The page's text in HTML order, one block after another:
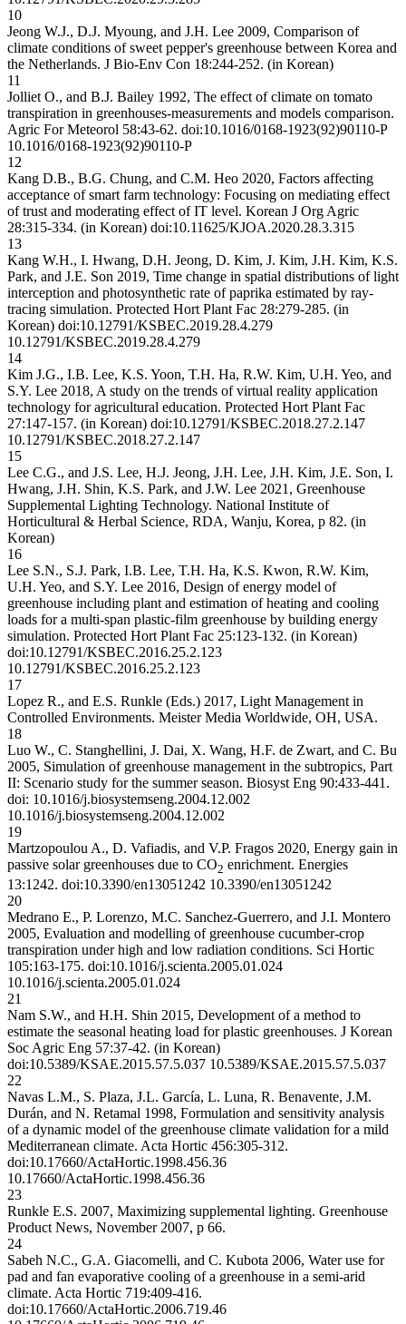
10
Jeong W.J., D.J. Myoung, and J.H. Lee 2009, Comparison of
climate conditions of sweet pepper's greenhouse between Korea and
the Netherlands. J Bio-Env Con 18:244-252. (in Korean)
11
Jolliet O., and B.J. Bailey 1992, The effect of climate on tomato
transpiration in greenhouses-measurements and models comparison.
Agric For Meteorol 58:43-62. doi:10.1016/0168-1923(92)90110-P
10.1016/0168-1923(92)90110-P
12
Kang D.B., B.G. Chung, and C.M. Heo 2020, Factors affecting
acceptance of smart farm technology: Focusing on mediating effect
of trust and moderating effect of IT level. Korean J Org Agric
28:315-334. (in Korean) doi:10.11625/KJOA.2020.28.3.315
13
Kang W.H., I. Hwang, D.H. Jeong, D. Kim, J. Kim, J.H. Kim, K.S.
Park, and J.E. Son 2019, Time change in spatial distributions of light
interception and photosynthetic rate of paprika estimated by ray-
tracing simulation. Protected Hort Plant Fac 28:279-285. (in
Korean) doi:10.12791/KSBEC.2019.28.4.279
10.12791/KSBEC.2019.28.4.279
14
Kim J.G., I.B. Lee, K.S. Yoon, T.H. Ha, R.W. Kim, U.H. Yeo, and
S.Y. Lee 2018, A study on the trends of virtual reality application
technology for agricultural education. Protected Hort Plant Fac
27:147-157. (in Korean) doi:10.12791/KSBEC.2018.27.2.147
10.12791/KSBEC.2018.27.2.147
15
Lee C.G., and J.S. Lee, H.J. Jeong, J.H. Lee, J.H. Kim, J.E. Son, I.
Hwang, J.H. Shin, K.S. Park, and J.W. Lee 2021, Greenhouse
Supplemental Lighting Technology. National Institute of
Horticultural & Herbal Science, RDA, Wanju, Korea, p 82. (in
Korean)
16
Lee S.N., S.J. Park, I.B. Lee, T.H. Ha, K.S. Kwon, R.W. Kim,
U.H. Yeo, and S.Y. Lee 2016, Design of energy model of
greenhouse including plant and estimation of heating and cooling
loads for a multi-span plastic-film greenhouse by building energy
simulation. Protected Hort Plant Fac 25:123-132. (in Korean)
doi:10.12791/KSBEC.2016.25.2.123
10.12791/KSBEC.2016.25.2.123
17
Lopez R., and E.S. Runkle (Eds.) 2017, Light Management in
Controlled Environments. Meister Media Worldwide, OH, USA.
18
Luo W., C. Stanghellini, J. Dai, X. Wang, H.F. de Zwart, and C. Bu
2005, Simulation of greenhouse management in the subtropics, Part
II: Scenario study for the summer season. Biosyst Eng 90:433-441.
doi: 10.1016/j.biosystemseng.2004.12.002
10.1016/j.biosystemseng.2004.12.002
19
Martzopoulou A., D. Vafiadis, and V.P. Fragos 2020, Energy gain in
passive solar greenhouses due to CO2 enrichment. Energies
13:1242. doi:10.3390/en13051242 10.3390/en13051242
20
Medrano E., P. Lorenzo, M.C. Sanchez-Guerrero, and J.I. Montero
2005, Evaluation and modelling of greenhouse cucumber-crop
transpiration under high and low radiation conditions. Sci Hortic
105:163-175. doi:10.1016/j.scienta.2005.01.024
10.1016/j.scienta.2005.01.024
21
Nam S.W., and H.H. Shin 2015, Development of a method to
estimate the seasonal heating load for plastic greenhouses. J Korean
Soc Agric Eng 57:37-42. (in Korean)
doi:10.5389/KSAE.2015.57.5.037 10.5389/KSAE.2015.57.5.037
22
Navas L.M., S. Plaza, J.L. García, L. Luna, R. Benavente, J.M.
Durán, and N. Retamal 1998, Formulation and sensitivity analysis
of a dynamic model of the greenhouse climate validation for a mild
Mediterranean climate. Acta Hortic 456:305-312.
doi:10.17660/ActaHortic.1998.456.36
10.17660/ActaHortic.1998.456.36
23
Runkle E.S. 2007, Maximizing supplemental lighting. Greenhouse
Product News, November 2007, p 66.
24
Sabeh N.C., G.A. Giacomelli, and C. Kubota 2006, Water use for
pad and fan evaporative cooling of a greenhouse in a semi-arid
climate. Acta Hortic 719:409-416.
doi:10.17660/ActaHortic.2006.719.46